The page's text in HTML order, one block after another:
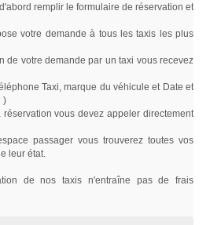
remplir le formulaire de réservation et
votre demande à tous les taxis les plus
votre demande par un taxi vous recevez
Taxi, marque du véhicule et Date et
)
vous devez appeler directement
passager vous trouverez toutes vos
leur état.
de nos taxis n'entraîne pas de frais